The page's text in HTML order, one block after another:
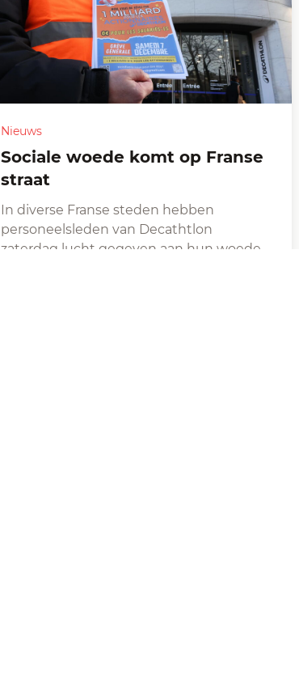
Nieuws
Sociale woede komt op Franse
straat
In diverse Franse steden hebben
personeelsleden van Decathtlon
zaterdag lucht gegeven aan hun woede